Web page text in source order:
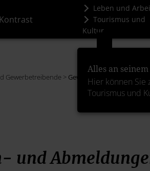
Kontrast
Leben und
Tourismus und
Kultur
Alles an
Hier können Sie
Tourismus und
Gewerbetreibende > Gewerbemeldungen
und